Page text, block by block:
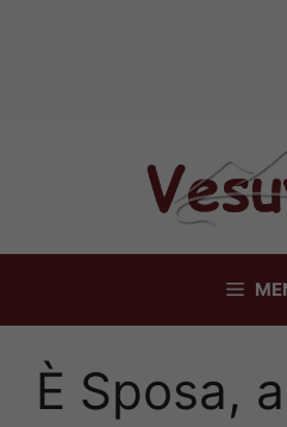
È Sposa,